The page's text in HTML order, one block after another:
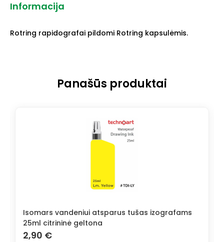
Informacija
Rotring rapidografai pildomi Rotring kapsulėmis.
Panašūs produktai
Isomars vandeniui atsparus tušas izografams
25ml citrininė geltona
2,90 €